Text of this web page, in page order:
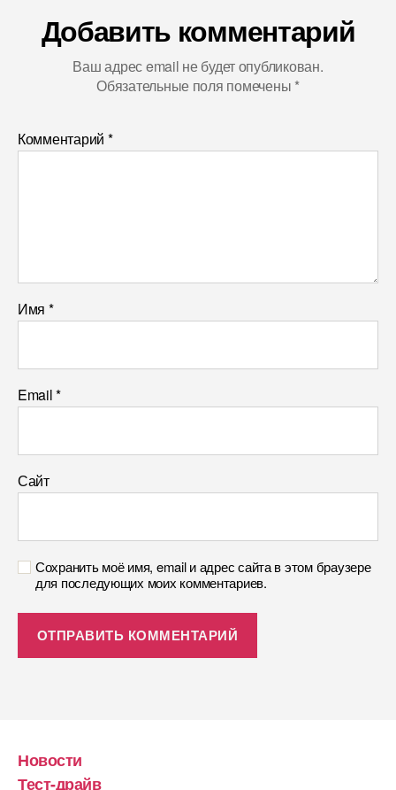
Добавить комментарий
Ваш адрес email не будет опубликован.
Обязательные поля помечены *
Комментарий *
Имя *
Email*
Сайт
Сохранить моё имя, email и адрес сайта в этом браузере
для последующих моих комментариев.
Новости
Тест-драйв